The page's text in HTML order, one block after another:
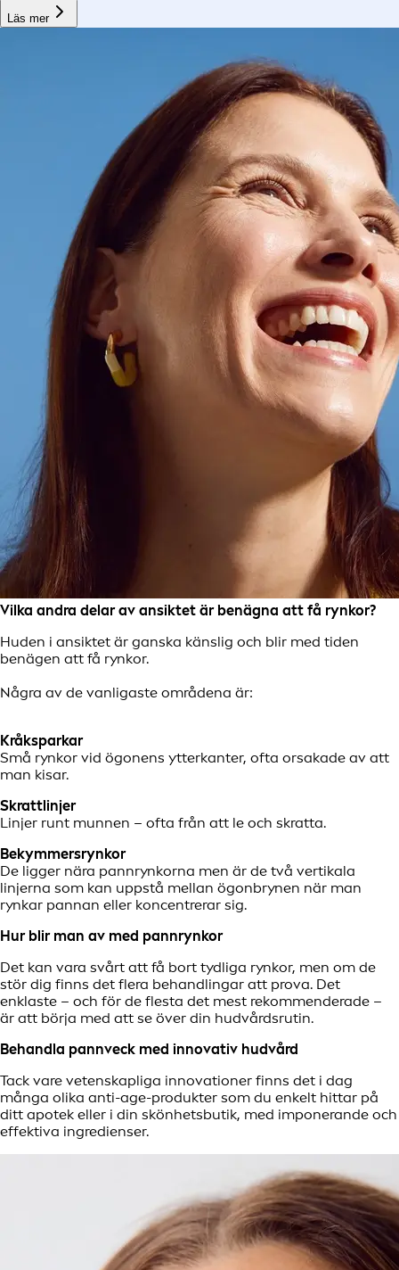
Läs mer
Vilka andra delar av ansiktet är benägna att få rynkor?
Huden i ansiktet är ganska känslig och blir med tiden
benägen att få rynkor.
Några av de vanligaste områdena är:
Kråksparkar
Små rynkor vid ögonens ytterkanter, ofta orsakade av att
man kisar.
Skrattlinjer
Linjer runt munnen – ofta från att le och skratta.
Bekymmersrynkor
De ligger nära pannrynkorna men är de två vertikala
linjerna som kan uppstå mellan ögonbrynen när man
rynkar pannan eller koncentrerar sig.
Hur blir man av med pannrynkor
Det kan vara svårt att få bort tydliga rynkor, men om de
stör dig finns det flera behandlingar att prova. Det
enklaste – och för de flesta det mest rekommenderade –
är att börja med att se över din hudvårdsrutin.
Behandla pannveck med innovativ hudvård
Tack vare vetenskapliga innovationer finns det i dag
många olika anti-age-produkter som du enkelt hittar på
ditt apotek eller i din skönhetsbutik, med imponerande och
effektiva ingredienser.